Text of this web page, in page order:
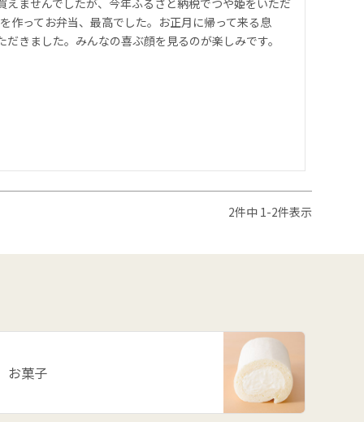
作ってお弁当、最高でした。お正月に帰って来る息
きました。みんなの喜ぶ顔を見るのが楽しみです。
2件中 1 -2件表示
お菓子